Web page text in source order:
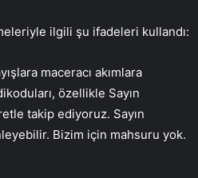
ilgili şu ifadeleri kullandı:
maceracı akımlara
özellikle Sayın
takip ediyoruz. Sayın
Bizim için mahsuru yok.